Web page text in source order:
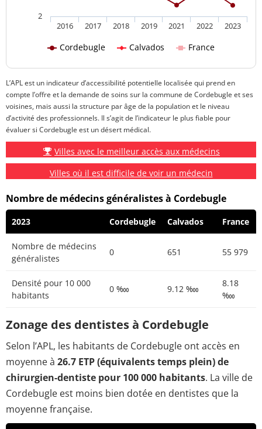
Cordebugle Calvados France
2016 2017 2018 2019 2021 2022 2023
2
L’APL est un indicateur d’accessibilité potentielle localisée qui prend en
compte l’offre et la demande de soins sur la commune de Cordebugle et ses
voisines, mais aussi la structure par âge de la population et le niveau
d’activité des professionnels. Il s’agit de l’indicateur le plus fiable pour
évaluer si Cordebugle est un désert médical.
Villes avec le meilleur accès aux médecins
Villes où il est difficile de voir un médecin
Nombre de médecins généralistes à Cordebugle
2023 Cordebugle Calvados France
Nombre de médecins
généralistes
0 651 55 979
Densité pour 10 000
habitants
0 ‱ 9.12 ‱
8.18
‱
Zonage des dentistes à Cordebugle
Selon l’APL, les habitants de Cordebugle ont accès en
moyenne à 26.7 ETP (équivalents temps plein) de
chirurgien-dentiste pour 100 000 habitants. La ville de
Cordebugle est moins bien dotée en dentistes que la
moyenne française.